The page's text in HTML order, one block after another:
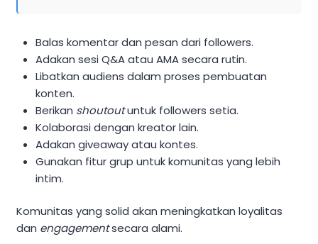
Balas komentar dan pesan dari followers.
Adakan sesi Q&A atau AMA secara rutin.
Libatkan audiens dalam proses pembuatan
konten.
Berikan shoutoutuntuk followers setia.
Kolaborasi dengan kreator lain.
Adakan giveaway atau kontes.
Gunakan fitur grup untuk komunitas yang lebih
intim.
Komunitas yang solid akan meningkatkan loyalitas
dan engagementsecara alami.